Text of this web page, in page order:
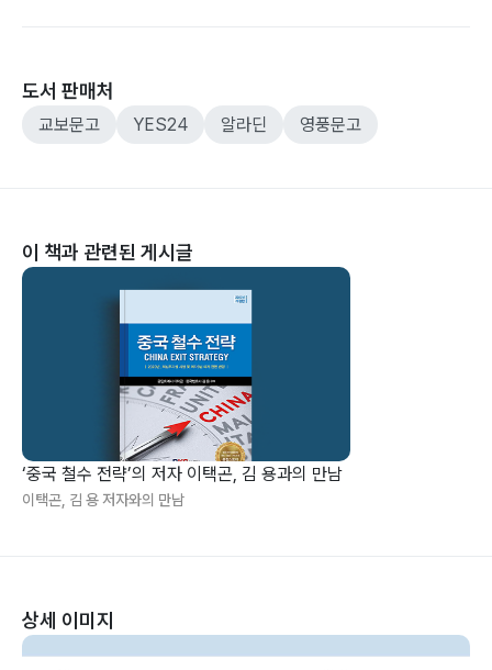
도서 판매처
교보문고 YES24 알라딘 영풍문고
이 책과 관련된 게시글
‘중국 철수 전략’의 저자 이택곤, 김 용과의 만남
이택곤, 김 용 저자와의 만남
상세 이미지